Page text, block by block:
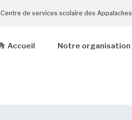
Centre de services scolaire des Appalaches
Accueil Notre organisation